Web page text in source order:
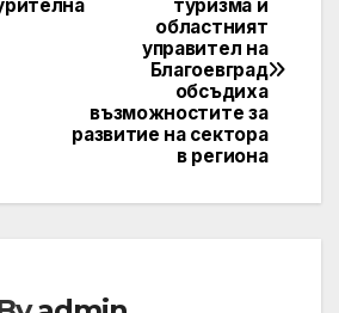
туризма и
областният
управител на
Благоевград
обсъдиха
възможностите за
развитие на сектора
в региона